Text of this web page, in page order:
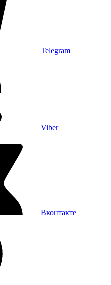
Telegram
Viber
Вконтакте